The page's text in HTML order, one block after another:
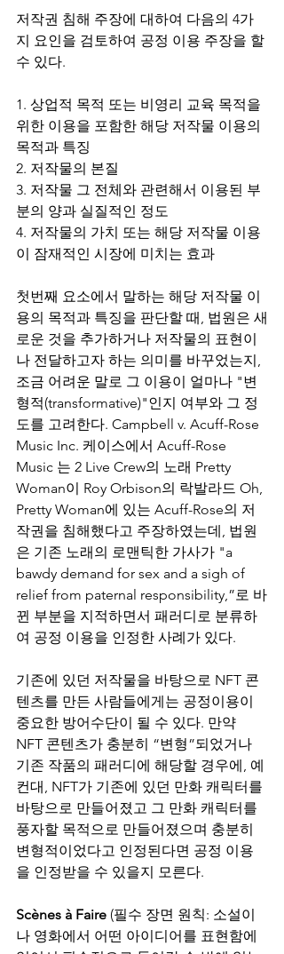
저작권 침해 주장에 대하여 다음의 4가
지 요인을 검토하여 공정 이용 주장을 할
수 있다.
1. 상업적 목적 또는 비영리 교육 목적을
위한 이용을 포함한 해당 저작물 이용의
목적과 특징
2. 저작물의 본질
3. 저작물 그 전체와 관련해서 이용된 부
분의 양과 실질적인 정도
4. 저작물의 가치 또는 해당 저작물 이용
이 잠재적인 시장에 미치는 효과
첫번째 요소에서 말하는 해당 저작물 이
용의 목적과 특징을 판단할 때, 법원은 새
로운 것을 추가하거나 저작물의 표현이
나 전달하고자 하는 의미를 바꾸었는지,
조금 어려운 말로 그 이용이 얼마나 "변
형적(transformative)"인지 여부와 그 정
도를 고려한다. Campbell v. Acuff-Rose
Music Inc. 케이스에서 Acuff-Rose
Music 는 2 Live Crew의 노래 Pretty
Woman이 Roy Orbison의 락발라드 Oh,
Pretty Woman에 있는 Acuff-Rose의 저
작권을 침해했다고 주장하였는데, 법원
은 기존 노래의 로맨틱한 가사가 "a
bawdy demand for sex and a sigh of
relief from paternal responsibility,”로 바
뀐 부분을 지적하면서 패러디로 분류하
여 공정 이용을 인정한 사례가 있다.
기존에 있던 저작물을 바탕으로 NFT 콘
텐츠를 만든 사람들에게는 공정이용이
중요한 방어수단이 될 수 있다. 만약
NFT 콘텐츠가 충분히 “변형”되었거나
기존 작품의 패러디에 해당할 경우에, 예
컨대, NFT가 기존에 있던 만화 캐릭터를
바탕으로 만들어졌고 그 만화 캐릭터를
풍자할 목적으로 만들어졌으며 충분히
변형적이었다고 인정된다면 공정 이용
을 인정받을 수 있을지 모른다.
Scènes à Faire (필수 장면 원칙: 소설이
나 영화에서 어떤 아이디어를 표현함에